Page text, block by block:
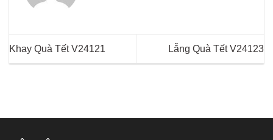
Khay Quà Tết V24121 Lẵng Quà Tết V24123